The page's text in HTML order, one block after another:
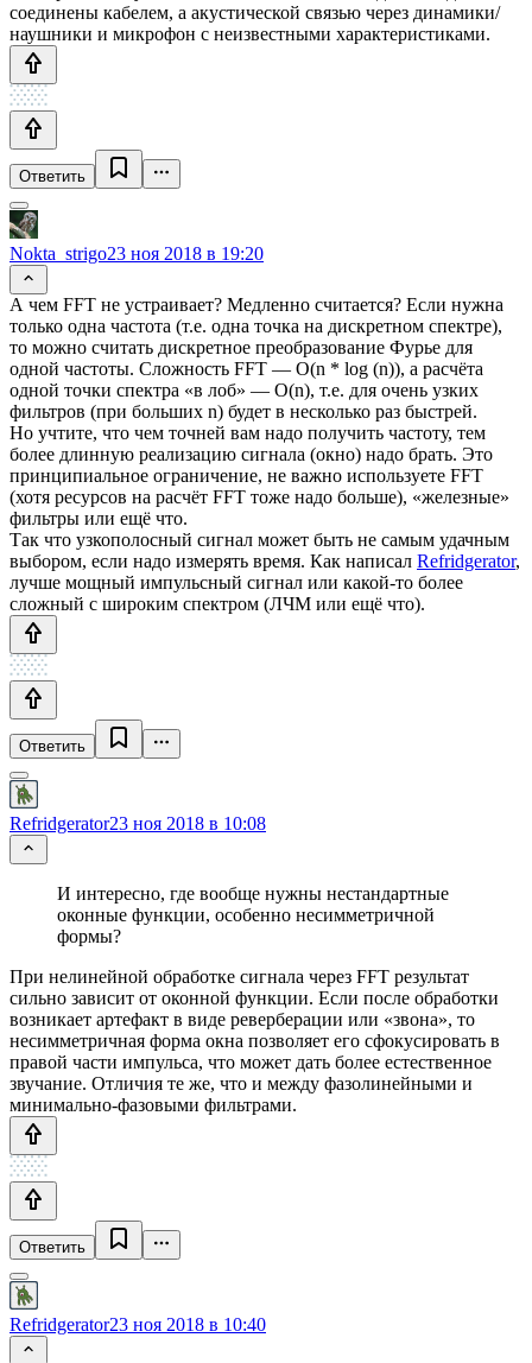
соединены кабелем, а акустической связью через динамики/
наушники и микрофон с неизвестными характеристиками.
Ответить
Nokta_strigo23 ноя 2018 в 19:20
А чем FFT не устраивает? Медленно считается? Если нужна
только одна частота (т.е. одна точка на дискретном спектре),
то можно считать дискретное преобразование Фурье для
одной частоты. Сложность FFT — O(n * log (n)), а расчёта
одной точки спектра «в лоб» — O(n), т.е. для очень узких
фильтров (при больших n) будет в несколько раз быстрей.
Но учтите, что чем точней вам надо получить частоту, тем
более длинную реализацию сигнала (окно) надо брать. Это
принципиальное ограничение, не важно используете FFT
(хотя ресурсов на расчёт FFT тоже надо больше), «железные»
фильтры или ещё что.
Так что узкополосный сигнал может быть не самым удачным
выбором, если надо измерять время. Как написал Refridgerator,
лучше мощный импульсный сигнал или какой-то более
сложный с широким спектром (ЛЧМ или ещё что).
Ответить
Refridgerator23 ноя 2018 в 10:08
И интересно, где вообще нужны нестандартные
оконные функции, особенно несимметричной
формы?
При нелинейной обработке сигнала через FFT результат
сильно зависит от оконной функции. Если после обработки
возникает артефакт в виде реверберации или «звона», то
несимметричная форма окна позволяет его сфокусировать в
правой части импульса, что может дать более естественное
звучание. Отличия те же, что и между фазолинейными и
минимально-фазовыми фильтрами.
Ответить
Refridgerator23 ноя 2018 в 10:40